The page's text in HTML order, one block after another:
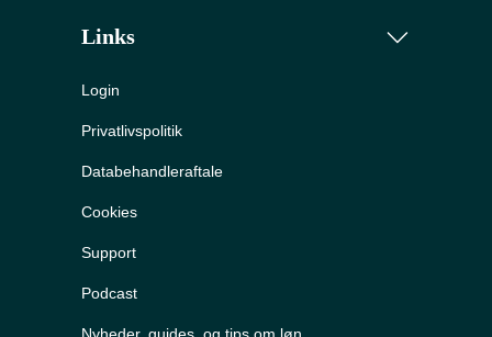
Links
Login
Privatlivspolitik
Databehandleraftale
Cookies
Support
Podcast